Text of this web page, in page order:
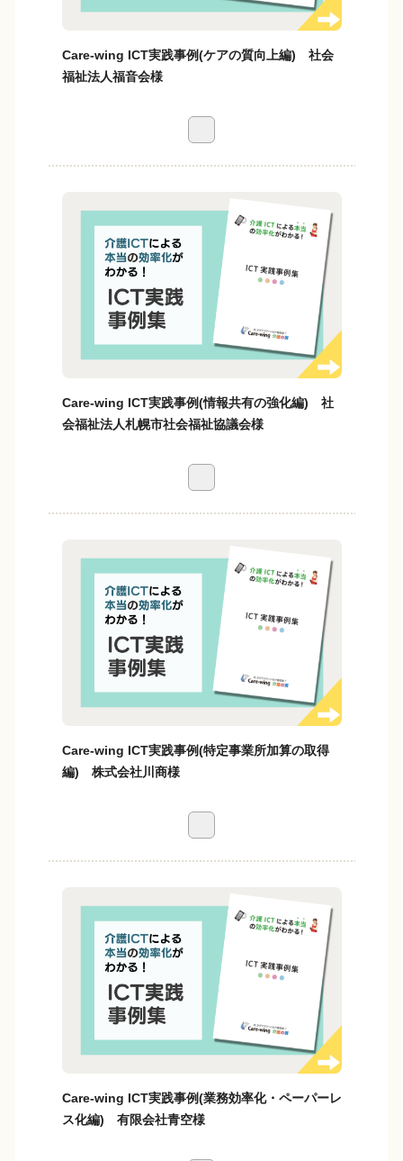
Care-wing ICT実践事例(ケアの質向上編) 社会
福祉法人福音会様
Care-wing ICT実践事例(情報共有の強化編) 社
会福祉法人札幌市社会福祉協議会様
Care-wing ICT実践事例(特定事業所加算の取得
編) 株式会社川商様
Care-wing ICT実践事例(業務効率化・ペーパーレ
ス化編) 有限会社青空様